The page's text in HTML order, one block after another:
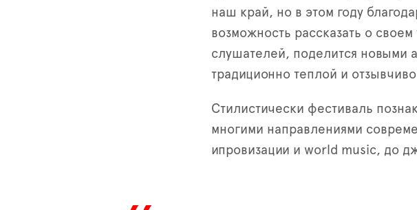
наш край, но в этом году
возможность рассказать о
слушателей, поделится новыми
традиционно теплой и
Стилистически фестиваль
многими направлениями
ипровизации и world music, до